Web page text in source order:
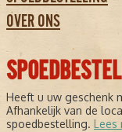
OVER ONS
Heeft u uw geschenk
Afhankelijk van de
spoedbestelling. Lees